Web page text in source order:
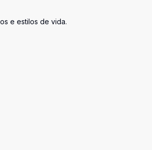
e estilos de vida.